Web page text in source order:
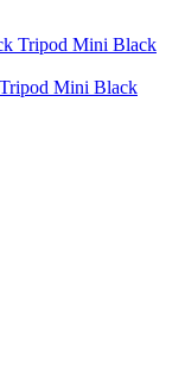
Mini Black